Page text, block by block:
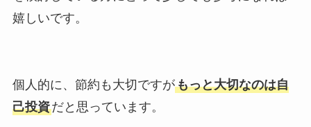
嬉しいです。
個人的に、節約も大切ですがもっと大切なのは自
己投資だと思っています。